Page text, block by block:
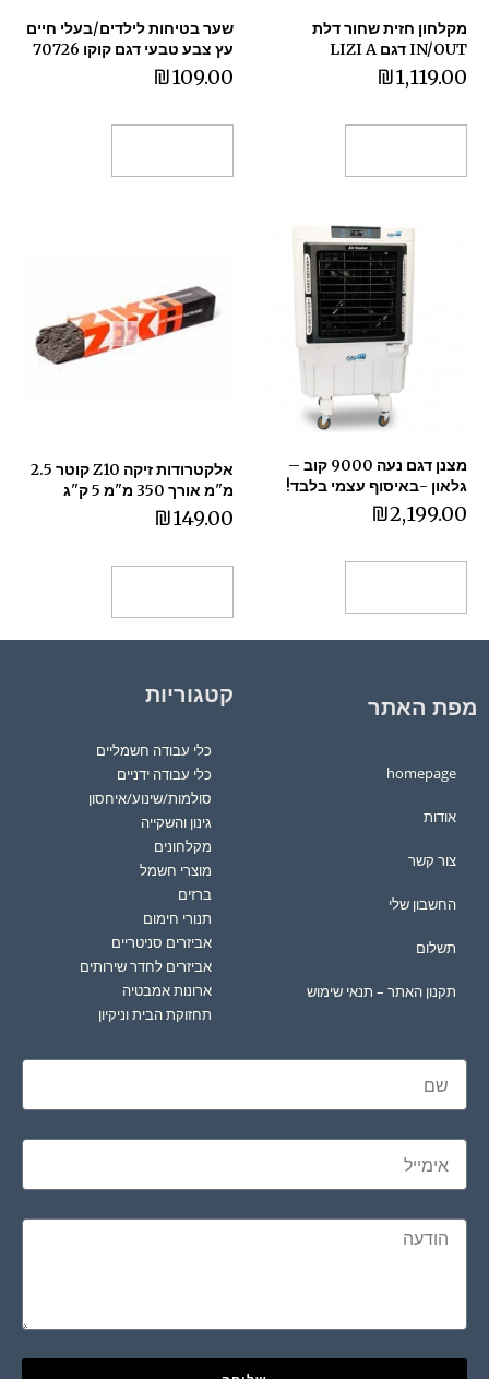
מקלחון חזית שחור דלת
IN/OUT דגם LIZI A
₪1,119.00
שער בטיחות לילדים/בעלי חיים
עץ צבע טבעי דגם קוקו 70726
₪109.00
מצנן דגם נעה 9000 קוב –
גלאון -באיסוף עצמי בלבד!
₪2,199.00
אלקטרודות זיקה Z10 קוטר 2.5
מ"מ אורך 350 מ"מ 5 ק"ג
₪149.00
מפת האתר
homepage
אודות
צור קשר
החשבון שלי
תשלום
תקנון האתר – תנאי שימוש
קטגוריות
כלי עבודה חשמליים
כלי עבודה ידניים
סולמות/שינוע/איחסון
גינון והשקייה
מקלחונים
מוצרי חשמל
ברזים
תנורי חימום
אביזרים סניטריים
אביזרים לחדר שירותים
ארונות אמבטיה
תחזוקת הבית וניקיון